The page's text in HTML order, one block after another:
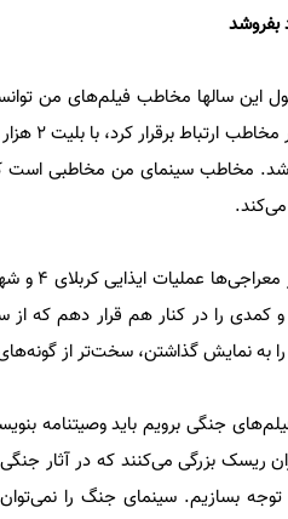
سالها مخاطب فیلم‌های من توانست
اخراجی‌های 2
باید 45 میلیارد تومان بفروشد. مخاطب سینمای من
در اخراجی‌های
را در کنار هم قرار دهم که
به نمایش گذاشتن، سخت‌تر از
اینکه سر صحنه فیلم‌های جنگی برویم باید
ریسک بزرگی می‌کنند که در آثار
توجه بسازیم. سینمای جنگ را